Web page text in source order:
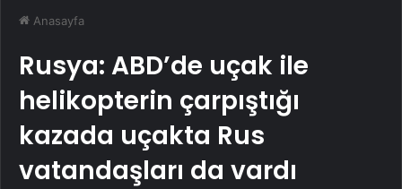
Anasayfa
Rusya: ABD’de uçak ile
helikopterin çarpıştığı
kazada uçakta Rus
vatandaşları da vardı